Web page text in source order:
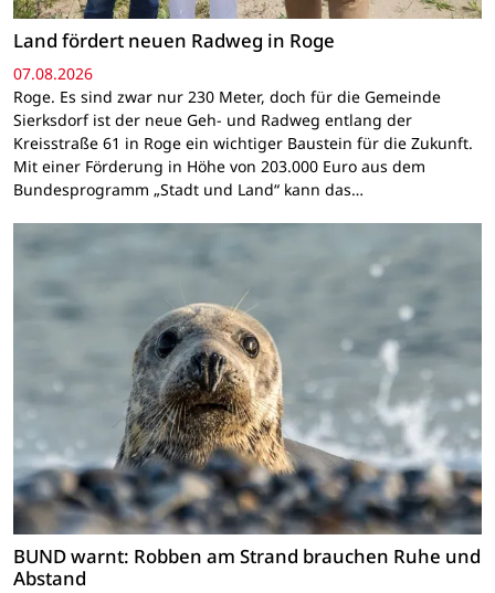
Land fördert neuen Radweg in Roge
07.08.2026
Roge. Es sind zwar nur 230 Meter, doch für die Gemeinde
Sierksdorf ist der neue Geh- und Radweg entlang der
Kreisstraße 61 in Roge ein wichtiger Baustein für die Zukunft.
Mit einer Förderung in Höhe von 203.000 Euro aus dem
Bundesprogramm „Stadt und Land“ kann das…
BUND warnt: Robben am Strand brauchen Ruhe und
Abstand